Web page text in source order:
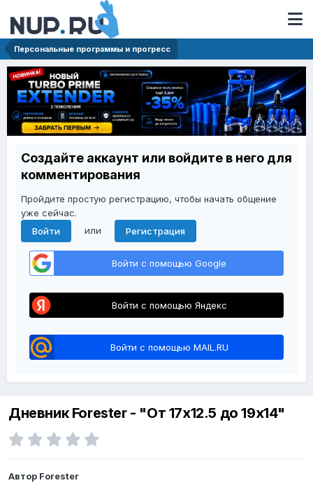
Персональные программы и прогресс
Создайте аккаунт или войдите в него для
комментирования
Пройдите простую регистрацию, чтобы начать общение
уже сейчас.
Войти
или Регистрация
Войти с помощью Google
Войти с помощью Яндекс
Войти с помощью MAIL.RU
Дневник Forester - "От 17х12.5 до 19х14"
Автор Forester